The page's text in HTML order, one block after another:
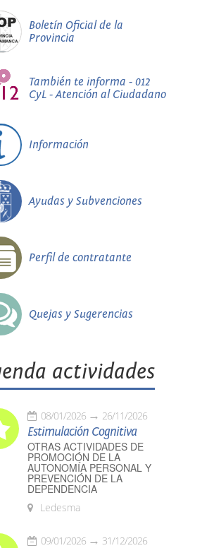
Boletín Oficial de la
Provincia
También te informa - 012
CyL - Atención al Ciudadano
Información
Ayudas y Subvenciones
Perfil de contratante
Quejas y Sugerencias
actividades
08/01/2026 26/11/2026
Estimulación Cognitiva
OTRAS ACTIVIDADES DE
PROMOCIÓN DE LA
AUTONOMÍA PERSONAL Y
PREVENCIÓN DE LA
DEPENDENCIA
Ledesma
09/01/2026 31/12/2026